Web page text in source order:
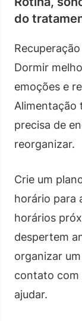
do
Dormir
emoções e
Alimentação
precisa de
reorganizar.
Crie um
horário para
horários
despertem
organizar
contato com
ajudar.